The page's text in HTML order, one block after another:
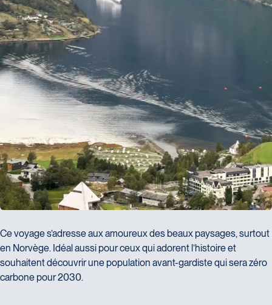
Ce voyage s’adresse aux amoureux des beaux paysages, surtout
en Norvège. Idéal aussi pour ceux qui adorent l’histoire et
souhaitent découvrir une population avant-gardiste qui sera zéro
carbone pour 2030.